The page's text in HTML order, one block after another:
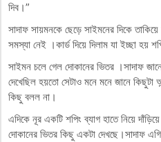
দিব।”
সাদাফ সায়মনকে ছেড়ে সাইমনের দিকে
সমস্যা নেই ।কার্ড দিয়ে দিলাম যা ইচ্ছা হয়
সাইমন চলে গেল দোকানের ভিতর ।সাদাফ
দেখেছিল হয়তো সেটাও মনে মনে জানে কিছুটা
কিছু বলল না।
এদিকে নূর একটি শপিং ব্যাগ হাতে নিয়ে
দোকানের ভিতর কিছু একটা দেখছে।সাদাফ